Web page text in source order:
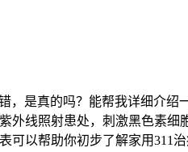
，是真的吗？能帮我详细介
外线照射患处，刺激黑色素
可以帮助你初步了解家用311